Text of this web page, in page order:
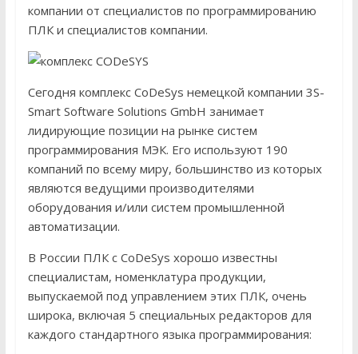
компании от специалистов по программированию
ПЛК и специалистов компании.
Сегодня комплекс CoDeSys немецкой компании 3S-
Smart Software Solutions GmbH занимает
лидирующие позиции на рынке систем
программирования МЭК. Его используют 190
компаний по всему миру, большинство из которых
являются ведущими производителями
оборудования и/или систем промышленной
автоматизации.
В России ПЛК с CoDeSys хорошо известны
специалистам, номенклатура продукции,
выпускаемой под управлением этих ПЛК, очень
широка, включая 5 специальных редакторов для
каждого стандартного языка программирования: